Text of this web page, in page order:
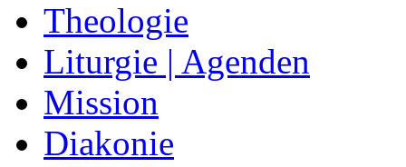
Theologie
Liturgie | Agenden
Mission
Diakonie